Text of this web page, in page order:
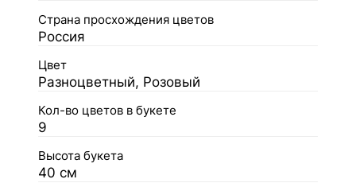
Страна просхождения цветов
Россия
Цвет
Разноцветный, Розовый
Кол-во цветов в букете
9
Высота букета
40 см